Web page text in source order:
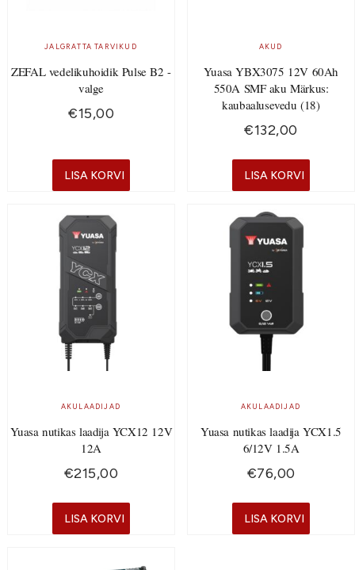
JALGRATTA TARVIKUD
ZEFAL vedelikuhoidik Pulse B2 -
valge
€15,00
LISA KORVI
AKUD
Yuasa YBX3075 12V 60Ah
550A SMF aku Märkus:
kaubaalusevedu (18)
€132,00
LISA KORVI
AKULAADIJAD
Yuasa nutikas laadija YCX12 12V
12A
€215,00
LISA KORVI
AKULAADIJAD
Yuasa nutikas laadija YCX1.5
6/12V 1.5A
€76,00
LISA KORVI